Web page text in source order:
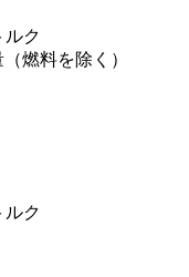
ルク
燃料を除く）
ルク